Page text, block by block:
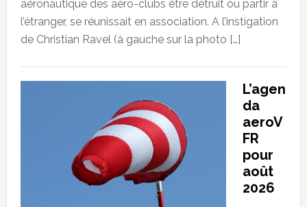
aéronautique des aéro-clubs être détruit ou partir à
l’étranger, se réunissait en association. A l’instigation
de Christian Ravel (à gauche sur la photo […]
L’agen
da
aeroV
FR
pour
août
2026